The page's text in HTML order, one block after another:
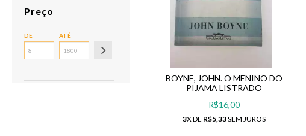
Preço
DE ATÉ
BOYNE, JOHN. O MENINO DO
PIJAMA LISTRADO
R$16,00
3X DE R$5,33SEM JUROS